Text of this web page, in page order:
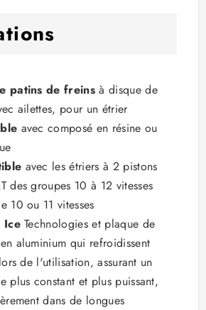
patins de freins à disque de
ailettes, pour un étrier
avec composé en résine ou
avec les étriers à 2 pistons
des groupes 10 à 12 vitesses
10 ou 11 vitesses
IceTechnologies et plaque de
aluminium qui refroidissent
de l'utilisation, assurant un
plus constant et plus puissant,
dans de longues